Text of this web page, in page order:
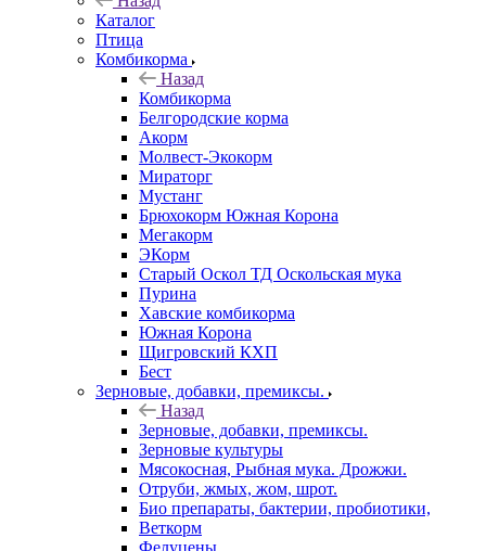
Каталог
Птица
Комбикорма
Назад
Комбикорма
Белгородские корма
Акорм
Молвест-Экокорм
Мираторг
Мустанг
Брюхокорм Южная Корона
Мегакорм
ЭКорм
Старый Оскол ТД Оскольская мука
Пурина
Хавские комбикорма
Южная Корона
Щигровский КХП
Бест
Зерновые, добавки, премиксы.
Назад
Зерновые, добавки, премиксы.
Зерновые культуры
Мясокосная, Рыбная мука. Дрожжи.
Отруби, жмых, жом, шрот.
Био препараты, бактерии, пробиотики,
Веткорм
Фелуцены